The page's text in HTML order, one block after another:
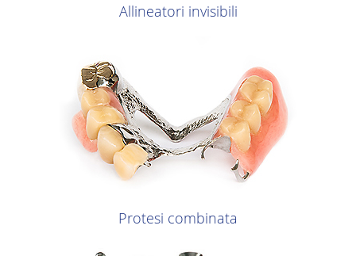
Allineatori invisibili
Protesi combinata